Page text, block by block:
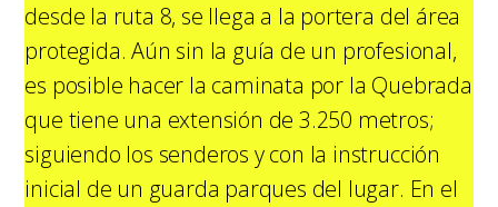
desde la ruta 8, se llega a la portera del área
protegida. Aún sin la guía de un profesional,
es posible hacer la caminata por la Quebrada
que tiene una extensión de 3.250 metros;
siguiendo los senderos y con la instrucción
inicial de un guarda parques del lugar. En el